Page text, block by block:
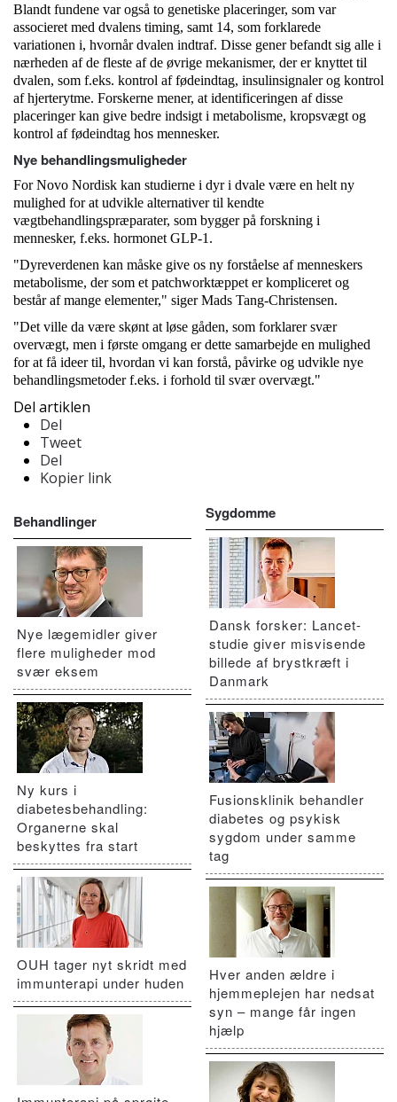
Blandt fundene var også to genetiske placeringer, som var
associeret med dvalens timing, samt 14, som forklarede
variationen i, hvornår dvalen indtraf. Disse gener befandt sig alle i
nærheden af de fleste af de øvrige mekanismer, der er knyttet til
dvalen, som f.eks. kontrol af fødeindtag, insulinsignaler og kontrol
af hjerterytme. Forskerne mener, at identificeringen af disse
placeringer kan give bedre indsigt i metabolisme, kropsvægt og
kontrol af fødeindtag hos mennesker.
Nye behandlingsmuligheder
For Novo Nordisk kan studierne i dyr i dvale være en helt ny
mulighed for at udvikle alternativer til kendte
vægtbehandlingspræparater, som bygger på forskning i
mennesker, f.eks. hormonet GLP-1.
"Dyreverdenen kan måske give os ny forståelse af menneskers
metabolisme, der som et patchworktæppet er kompliceret og
består af mange elementer," siger Mads Tang-Christensen.
"Det ville da være skønt at løse gåden, som forklarer svær
overvægt, men i første omgang er dette samarbejde en mulighed
for at få ideer til, hvordan vi kan forstå, påvirke og udvikle nye
behandlingsmetoder f.eks. i forhold til svær overvægt."
Del artiklen
Del
Tweet
Del
Kopier link
Behandlinger
Nye lægemidler giver
flere muligheder mod
svær eksem
Ny kurs i
diabetesbehandling:
Organerne skal
beskyttes fra start
OUH tager nyt skridt med
immunterapi under huden
Sygdomme
Dansk forsker: Lancet-
studie giver misvisende
billede af brystkræft i
Danmark
Fusionsklinik behandler
diabetes og psykisk
sygdom under samme
tag
Hver anden ældre i
hjemmeplejen har nedsat
syn – mange får ingen
hjælp